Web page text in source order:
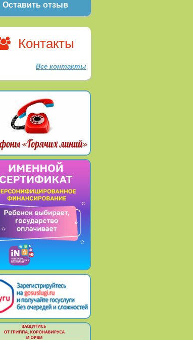
Оставить отзыв
Контакты
Все контакты